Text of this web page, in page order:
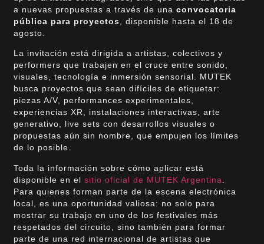
a nuevas propuestas a través de unaconvocatoria
pública para proyectos , disponible hasta el 18 de
agosto.
La invitación está dirigida a artistas, colectivos y
performers que trabajen en el cruce entre sonido,
visuales, tecnología e inmersión sensorial. MUTEK
busca proyectos que sean difíciles de etiquetar:
piezas A/V, performances experimentales,
experiencias XR, instalaciones interactivas, arte
generativo, live sets con desarrollos visuales o
propuestas aún sin nombre, que empujen los límites
de lo posible.
Toda la información sobre cómo aplicar está
disponible en elsitio oficial de MUTEK Argentina
Para quienes forman parte de la escena electrónica
local, es una oportunidad valiosa: no solo para
mostrar su trabajo en uno de los festivales más
respetados del circuito, sino también para formar
parte de una red internacional de artistas que